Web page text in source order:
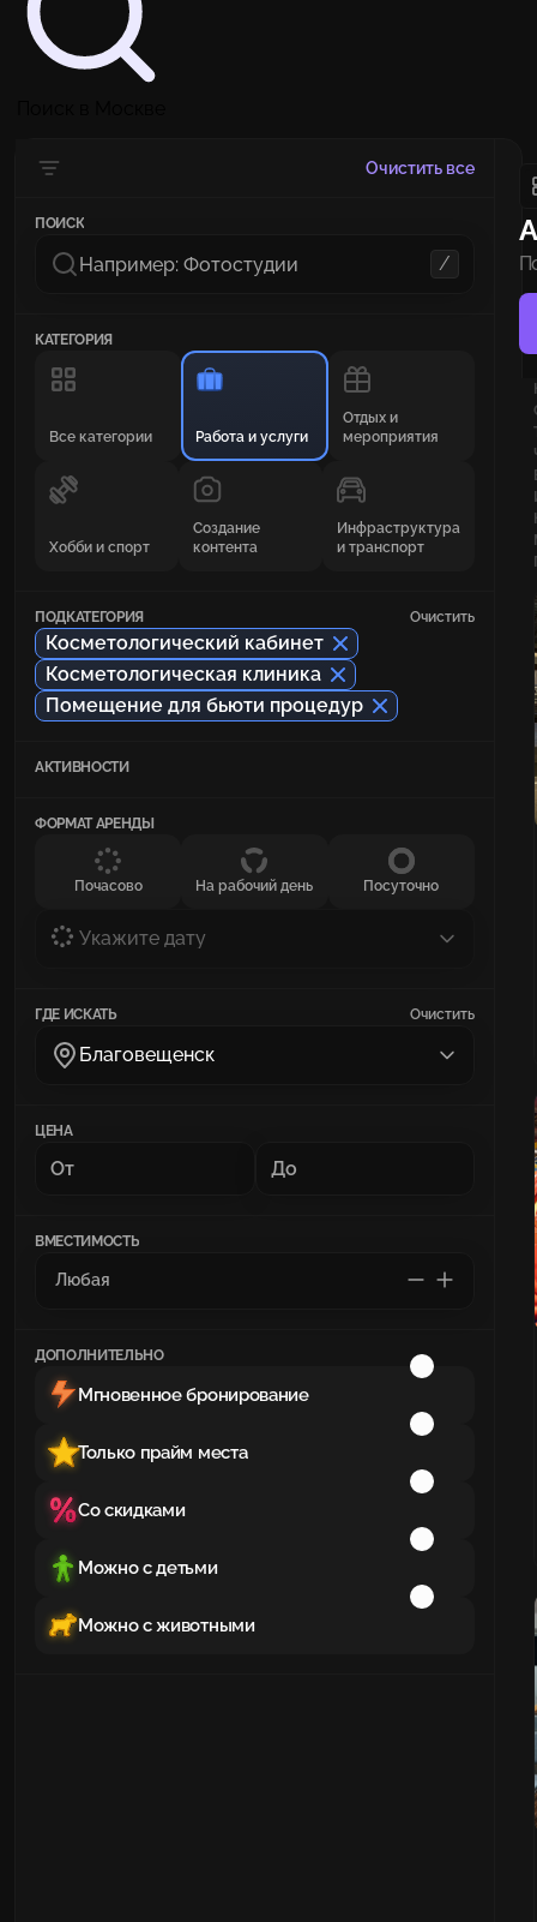
Очистить все
ПОИСК
/
КАТЕГОРИЯ
Все категории Работа и услуги
Отдых и
мероприятия
Хобби и спорт
Создание
контента
Инфраструктура
и транспорт
ПОДКАТЕГОРИЯ Очистить
Косметологический кабинет
Косметологическая клиника
Помещение для бьюти процедур
АКТИВНОСТИ
ФОРМАТ АРЕНДЫ
Почасово На рабочий день Посуточно
Укажите дату
ГДЕ ИСКАТЬ Очистить
Благовещенск
ЦЕНА
ВМЕСТИМОСТЬ
ДОПОЛНИТЕЛЬНО
Мгновенное бронирование
Только прайм места
Со скидками
Можно с детьми
Можно с животными